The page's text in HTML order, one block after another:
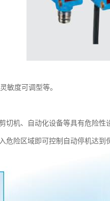
敏度可调型等。
切机、自动化设备等具有危险
险区域即可控制自动停机达到